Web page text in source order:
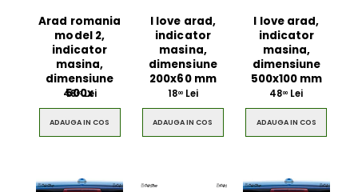
Arad romania
model 2,
indicator
masina,
dimensiune
500x
4800Lei
ADAUGA IN COS
I love arad,
indicator
masina,
dimensiune
200x60 mm
1800Lei
ADAUGA IN COS
I love arad,
indicator
masina,
dimensiune
500x100 mm
4800 Lei
ADAUGA IN COS
$49.00
Circled Ultimate
3D Speaker
$49.00
Men Black